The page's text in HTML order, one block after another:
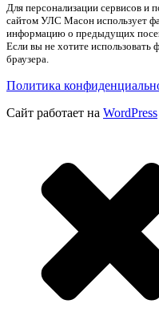
Для персонализации сервисов и
сайтом УЛС Масон использует
информацию о предыдущих
Если вы не хотите
браузера.
Политика
Сайт работает на WordPress